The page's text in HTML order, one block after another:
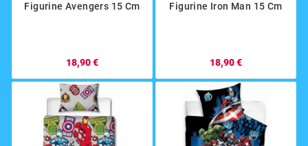
Figurine Avengers 15 Cm
18,90 €
Figurine Iron Man 15 Cm
18,90 €